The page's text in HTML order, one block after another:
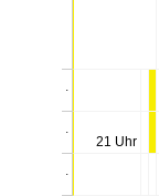
.
.
21 Uhr
.